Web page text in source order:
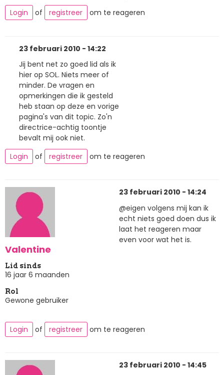
Login
of registreer om te reageren
23 februari 2010 - 14:22
Jij bent net zo goed lid als ik
hier op SOL. Niets meer of
minder. De vragen en
opmerkingen die ik gesteld
heb staan op deze en vorige
pagina's van dit topic. Zo'n
directrice-achtig toontje
bevalt mij ook niet.
Login
of registreer om te reageren
Valentine
Lid sinds
16 jaar 6 maanden
Rol
Gewone gebruiker
23 februari 2010 - 14:24
@eigen volgens mij kan ik
echt niets goed doen dus ik
laat het reageren maar
even voor wat het is.
Login of registreer om te reageren
23 februari 2010 - 14:45